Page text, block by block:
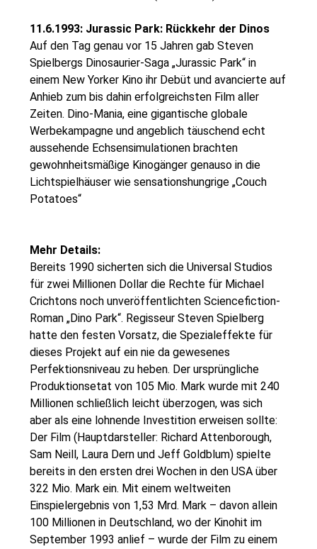
11.6.1993: Jurassic Park: Rückkehr der Dinos
Auf den Tag genau vor 15 Jahren gab Steven
Spielbergs Dinosaurier-Saga „Jurassic Park“ in
einem New Yorker Kino ihr Debüt und avancierte auf
Anhieb zum bis dahin erfolgreichsten Film aller
Zeiten. Dino-Mania, eine gigantische globale
Werbekampagne und angeblich täuschend echt
aussehende Echsensimulationen brachten
gewohnheitsmäßige Kinogänger genauso in die
Lichtspielhäuser wie sensationshungrige „Couch
Potatoes“
Mehr Details:
Bereits 1990 sicherten sich die Universal Studios
für zwei Millionen Dollar die Rechte für Michael
Crichtons noch unveröffentlichten Sciencefiction-
Roman „Dino Park“. Regisseur Steven Spielberg
hatte den festen Vorsatz, die Spezialeffekte für
dieses Projekt auf ein nie da gewesenes
Perfektionsniveau zu heben. Der ursprüngliche
Produktionsetat von 105 Mio. Mark wurde mit 240
Millionen schließlich leicht überzogen, was sich
aber als eine lohnende Investition erweisen sollte:
Der Film (Hauptdarsteller: Richard Attenborough,
Sam Neill, Laura Dern und Jeff Goldblum) spielte
bereits in den ersten drei Wochen in den USA über
322 Mio. Mark ein. Mit einem weltweiten
Einspielergebnis von 1,53 Mrd. Mark – davon allein
100 Millionen in Deutschland, wo der Kinohit im
September 1993 anlief – wurde der Film zu einem